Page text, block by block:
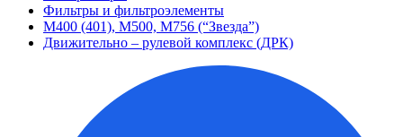
Фильтры и фильтроэлементы
М400 (401), М500, М756 (“Звезда”)
Движительно – рулевой комплекс (ДРК)